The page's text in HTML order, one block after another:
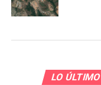
LO ÚLTIMO